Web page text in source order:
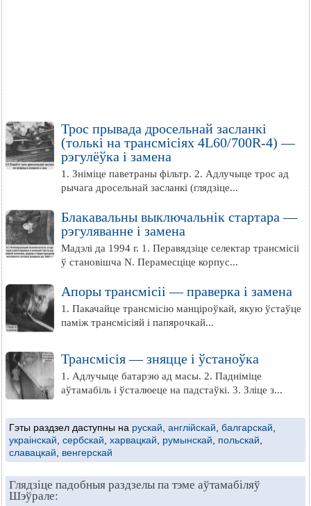
Трос прывада дросельнай засланкі
(толькі на трансмісіях 4L60/700R-4) —
рэгулёўка і замена
1. Зніміце паветраны фільтр. 2. Адлучыце трос ад
рычага дросельнай засланкі (глядзіце...
Блакавальны выключальнік стартара —
рэгуляванне і замена
Мадэлі да 1994 г. 1. Перавядзіце селектар трансмісіі
ў становішча N. Перамесціце корпус...
Апоры трансмісіі — праверка і замена
1. Пакачайце трансмісію манціроўкай, якую ўстаўце
паміж трансмісіяй і папярочкай...
Трансмісія — зняцце і ўстаноўка
1. Адлучыце батарэю ад масы. 2. Падніміце
аўтамабіль і ўсталюеце на падстаўкі. 3. Зліце з...
Гэты раздзел даступны на рускай англійскай балгарскай
украінскай сербскай харвацкай румынскай польскай
славацкай
венгерскай
Глядзіце падобныя раздзелы па тэме аўтамабіляў
Шэўрале: